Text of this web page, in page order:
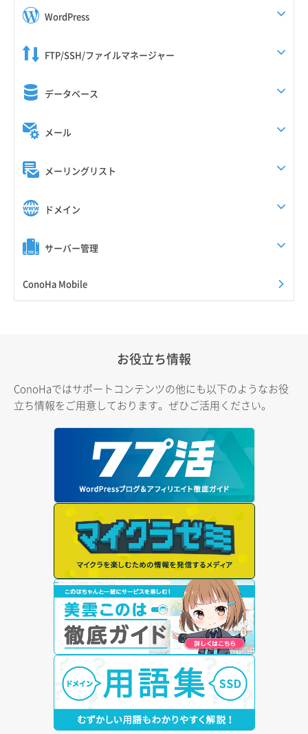
WordPress
FTP/SSH/ファイルマネージャー
データベース
メール
メーリングリスト
ドメイン
サーバー管理
ConoHa Mobile
お役立ち情報
ConoHaではサポートコンテンツの他にも以下のようなお役
立ち情報をご用意しております。ぜひご活用ください。